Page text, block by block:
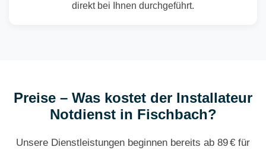
direkt bei Ihnen durchgeführt.
Preise – Was kostet der Installateur
Notdienst in Fischbach?
Unsere Dienstleistungen beginnen bereits ab 89 € für